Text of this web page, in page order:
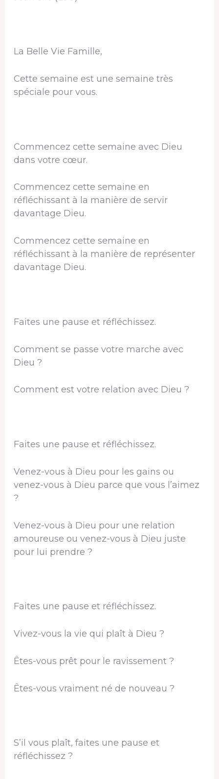
La Belle Vie Famille,
Cette semaine est une semaine très
spéciale pour vous.
Commencez cette semaine avec Dieu
dans votre cœur.
Commencez cette semaine en
réfléchissant à la manière de servir
davantage Dieu.
Commencez cette semaine en
réfléchissant à la manière de représenter
davantage Dieu.
Faites une pause et réfléchissez.
Comment se passe votre marche avec
Dieu ?
Comment est votre relation avec Dieu ?
Faites une pause et réfléchissez.
Venez-vous à Dieu pour les gains ou
venez-vous à Dieu parce que vous l’aimez
?
Venez-vous à Dieu pour une relation
amoureuse ou venez-vous à Dieu juste
pour lui prendre ?
Faites une pause et réfléchissez.
Vivez-vous la vie qui plaît à Dieu ?
Êtes-vous prêt pour le ravissement ?
Êtes-vous vraiment né de nouveau ?
S’il vous plaît, faites une pause et
réfléchissez ?